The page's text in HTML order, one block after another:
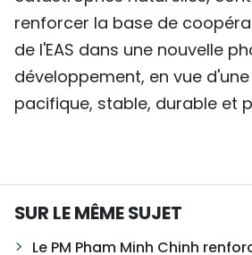
renforcer la base de
de l'EAS dans une nouvelle
développement, en vue
pacifique, stable, durable et
SUR LE MÊME SUJET
Le PM Pham Minh Chinh